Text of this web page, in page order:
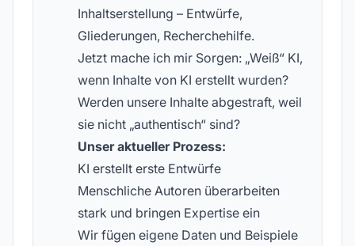
Inhaltserstellung – Entwürfe,
Gliederungen, Recherchehilfe.
Jetzt mache ich mir Sorgen: „Weiß“ KI,
wenn Inhalte von KI erstellt wurden?
Werden unsere Inhalte abgestraft, weil
sie nicht „authentisch“ sind?
Unser aktueller Prozess:
KI erstellt erste Entwürfe
Menschliche Autoren überarbeiten
stark und bringen Expertise ein
Wir fügen eigene Daten und Beispiele